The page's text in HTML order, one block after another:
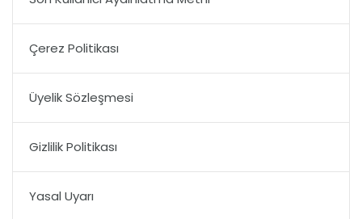
Çerez Politikası
Üyelik Sözleşmesi
Gizlilik Politikası
Yasal Uyarı